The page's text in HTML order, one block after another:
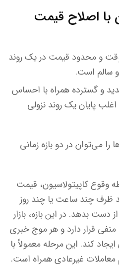
با اصلاح قیمت
و محدود قیمت در یک روند
سالم است.
و گسترده همراه با احساس
پایان یک روند نزولی
را می‌توان در دو بازه زمانی
وقوع کاپیتولاسیون، قیمت
ظرف چند ساعت یا چند روز
دست بدهد. در این بازه، بازار
قرار دارد و هر موج خبری
کند. این مرحله معمولاً با
غیرعادی همراه است.